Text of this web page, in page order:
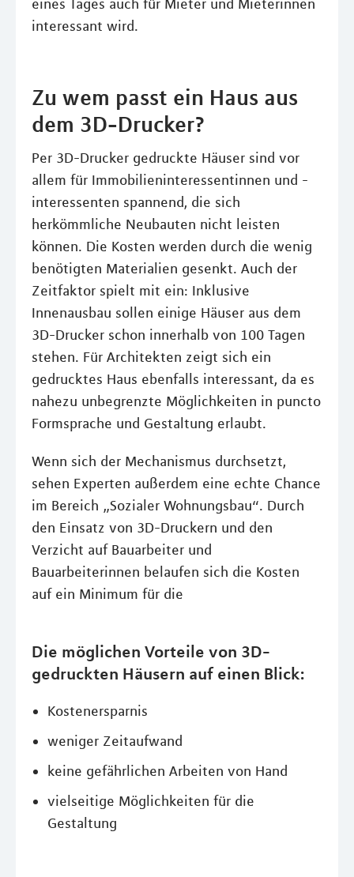
eines Tages auch für Mieter und Mieterinnen
interessant wird.
Zu wem passt ein Haus aus
dem 3D-Drucker?
Per 3D-Drucker gedruckte Häuser sind vor
allem für Immobilieninteressentinnen und -
interessenten spannend, die sich
herkömmliche Neubauten nicht leisten
können. Die Kosten werden durch die wenig
benötigten Materialien gesenkt. Auch der
Zeitfaktor spielt mit ein: Inklusive
Innenausbau sollen einige Häuser aus dem
3D-Drucker schon innerhalb von 100 Tagen
stehen. Für Architekten zeigt sich ein
gedrucktes Haus ebenfalls interessant, da es
nahezu unbegrenzte Möglichkeiten in puncto
Formsprache und Gestaltung erlaubt.
Wenn sich der Mechanismus durchsetzt,
sehen Experten außerdem eine echte Chance
im Bereich „Sozialer Wohnungsbau“. Durch
den Einsatz von 3D-Druckern und den
Verzicht auf Bauarbeiter und
Bauarbeiterinnen belaufen sich die Kosten
auf ein Minimum für die
Die möglichen Vorteile von 3D-
gedruckten Häusern auf einen Blick:
Kostenersparnis
weniger Zeitaufwand
keine gefährlichen Arbeiten von Hand
vielseitige Möglichkeiten für die
Gestaltung